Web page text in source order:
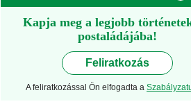
Kapja meg a legjobb
postaládájába!
Feliratkozás
A feliratkozással Ön elfogadta a